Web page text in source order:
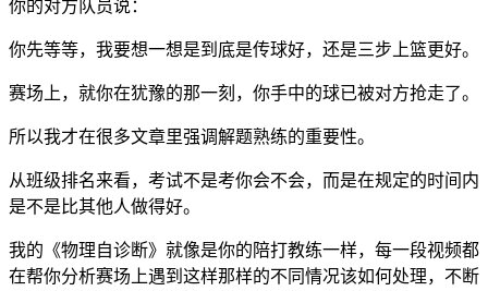
你的对方队员说：
你先等等，我要想一想是到底是传球好，还是三步上篮更好。
赛场上，就你在犹豫的那一刻，你手中的球已被对方抢走了。
所以我才在很多文章里强调解题熟练的重要性。
从班级排名来看，考试不是考你会不会，而是在规定的时间内
是不是比其他人做得好。
我的《物理自诊断》就像是你的陪打教练一样，每一段视频都
在帮你分析赛场上遇到这样那样的不同情况该如何处理，不断